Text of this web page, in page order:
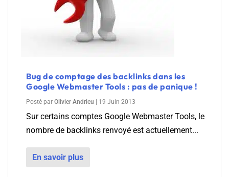
Bug de comptage des backlinks dans les
Google Webmaster Tools : pas de panique !
Posté par Olivier Andrieu 19 Juin 2013
Sur certains comptes Google Webmaster Tools, le
nombre de backlinks renvoyé est actuellement...
En savoir plus